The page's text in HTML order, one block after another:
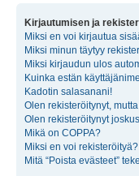
Kirjautumisen ja
Miksi en voi kirjautua
Miksi minun täytyy
Miksi kirjaudun ulos
Kuinka estän
Kadotin salasanani!
Olen rekisteröitynyt,
Olen rekisteröitynyt
Mikä on COPPA?
Miksi en voi rekisteröityä?
Mitä “Poista evästeet”